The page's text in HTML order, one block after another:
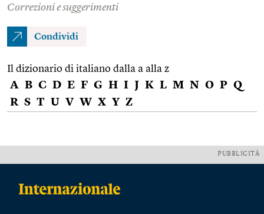
Correzioni e suggerimenti
Condividi
Il dizionario di italiano dalla a alla z
A B C D E F G H I J K L M N O P Q
R S T U V W X Y Z
PUBBLICITÀ